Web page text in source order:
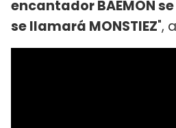
encantador BAEMON
se llamará MONSTIEZ",